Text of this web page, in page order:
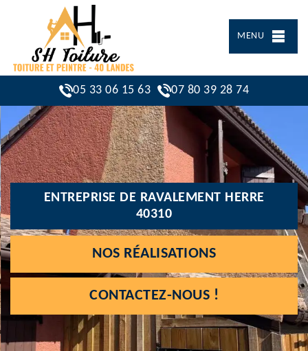
MENU
05 33 06 15 63 07 80 39 28 74
ENTREPRISE DE RAVALEMENT HERRE
40310
NOS RÉALISATIONS
CONTACTEZ-NOUS !